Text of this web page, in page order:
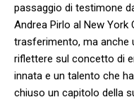
passaggio di testimone
Andrea Pirlo​ al New⁤ York⁢
trasferimento, ma anche
riflettere sul‍ concetto di‌
innata e un talento che
chiuso ⁢un capitolo della